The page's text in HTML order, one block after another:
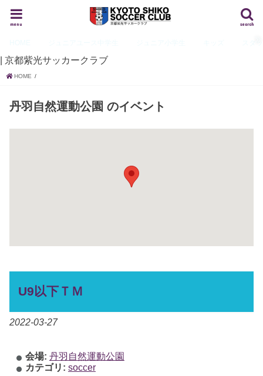
search
menu
| 京都紫光サッカークラブ
HOME
丹羽自然運動公園 のイベント
U9以下ＴＭ
2022-03-27
会場: 丹羽自然運動公園
カテゴリ: soccer